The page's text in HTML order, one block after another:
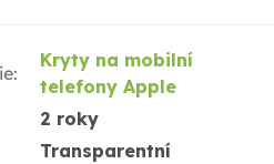
:
Kryty na mobilní
telefony Apple
2 roky
Transparentní